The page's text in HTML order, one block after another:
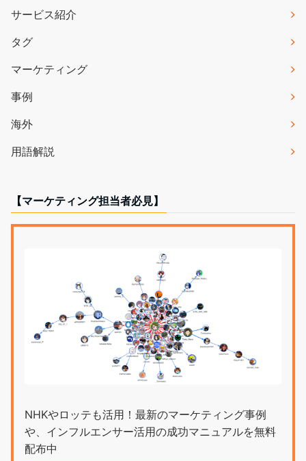
サービス紹介
タグ
マーケティング
事例
海外
用語解説
【マーケティング担当者必見】
NHKやロッテも活用！最新のマーケティング事例
や、インフルエンサー活用の成功マニュアルを無料
配布中